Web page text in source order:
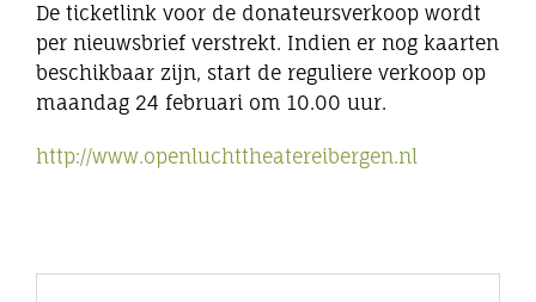
De ticketlink voor de donateursverkoop wordt
per nieuwsbrief verstrekt. Indien er nog kaarten
beschikbaar zijn, start de reguliere verkoop op
maandag 24 februari om 10.00 uur.
http://www.openluchttheatereibergen.nl